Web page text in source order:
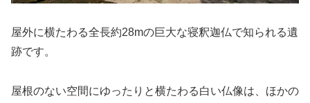
屋外に横たわる全長約28mの巨大な寝釈迦仏で知られる遺
跡です。
屋根のない空間にゆったりと横たわる白い仏像は、ほかの